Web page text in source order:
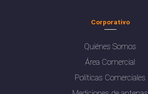
Corporativo
Quiénes Somos
Área Comercial
Políticas Comerciales